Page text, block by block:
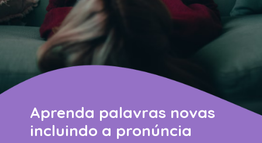
Aprenda palavras novas
incluindo a pronúncia